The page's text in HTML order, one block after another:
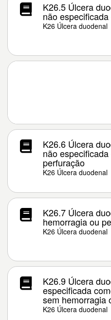
K26.5 Úlcera
não
K26 Úlcera duodenal
K26.6 Úlcera
não
perfuração
K26 Úlcera duodenal
K26.7 Úlcera
hemorragia ou
K26 Úlcera duodenal
K26.9 Úlcera
especificada
sem hemorragia
K26 Úlcera duodenal